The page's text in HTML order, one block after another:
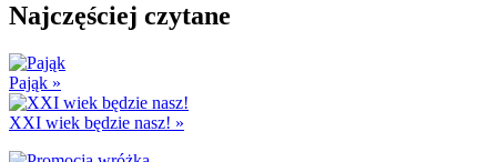
Najczęściej czytane
Pająk »
XXI wiek będzie nasz! »